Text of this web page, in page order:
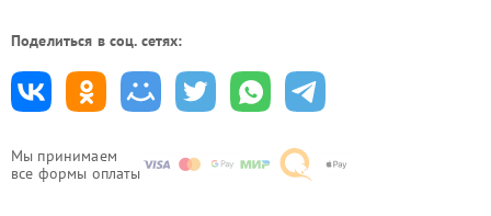
Мы принимаем
все формы оплаты
Поделиться в соц. сетях: